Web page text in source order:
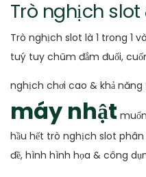
Trò nghịch slot
Trò nghịch slot là 1 trong 1
tuý tuy chũm đắm đuối,
nghịch chơi cao & khả
máy nhật
hầu hết trò nghịch slot phân
đề, hình hình họa & công